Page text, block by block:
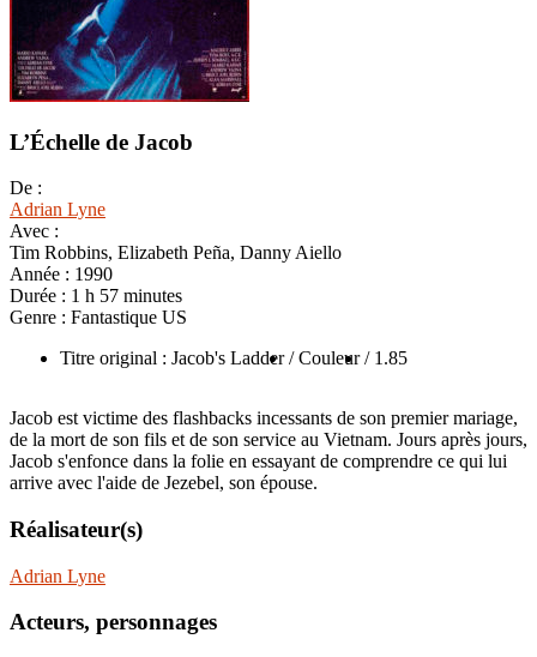
L’Échelle de Jacob
De :
Adrian Lyne
Avec :
Tim Robbins, Elizabeth Peña, Danny Aiello
Année : 1990
Durée : 1 h 57 minutes
Genre : Fantastique US
Titre original : Jacob's Ladder / Couleur / 1.85
Jacob est victime des flashbacks incessants de son premier mariage,
de la mort de son fils et de son service au Vietnam. Jours après jours,
Jacob s'enfonce dans la folie en essayant de comprendre ce qui lui
arrive avec l'aide de Jezebel, son épouse.
Réalisateur(s)
Adrian Lyne
Acteurs, personnages